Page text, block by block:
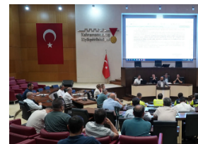
Yemek
SİVİL TOPLUM
SEÇİM 2014
KİM KİMDİR